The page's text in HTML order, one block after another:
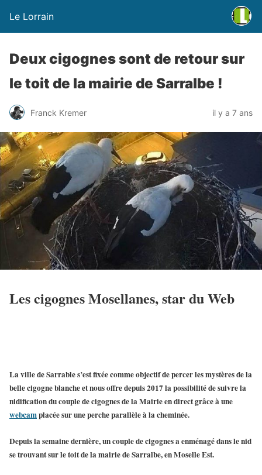
Le Lorrain
Deux cigognes sont de retour sur
le toit de la mairie de Sarralbe !
Franck Kremer il y a 7 ans
Les cigognes Mosellanes, star du Web
La ville de Sarrables’est fixée comme objectif de percer les mystères de la
bellecigogne blancheet nous offre depuis 2017 la possibilité de suivre la
nidification du couple de cigognesde la Mairie en direct grâce à une
webcamplacée sur une perche parallèle à la cheminée.
Depuis la semaine dernière, uncouple de cigognesa enménagé dans lenid
se trouvant sur letoit de la mairie de Sarralbe, en Moselle Est.